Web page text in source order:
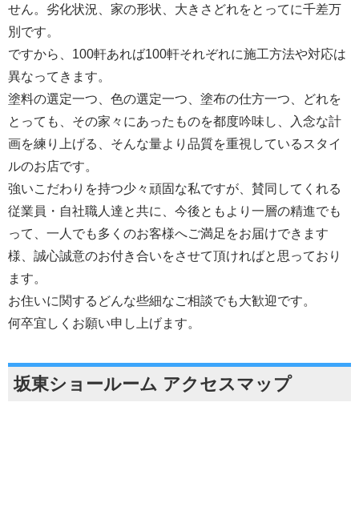
せん。劣化状況、家の形状、大きさどれをとってに千差万
別です。
ですから、100軒あれば100軒それぞれに施工方法や対応は
異なってきます。
塗料の選定一つ、色の選定一つ、塗布の仕方一つ、どれを
とっても、その家々にあったものを都度吟味し、入念な計
画を練り上げる、そんな量より品質を重視しているスタイ
ルのお店です。
強いこだわりを持つ少々頑固な私ですが、賛同してくれる
従業員・自社職人達と共に、今後ともより一層の精進でも
って、一人でも多くのお客様へご満足をお届けできます
様、誠心誠意のお付き合いをさせて頂ければと思っており
ます。
お住いに関するどんな些細なご相談でも大歓迎です。
何卒宜しくお願い申し上げます。
坂東ショールーム アクセスマップ